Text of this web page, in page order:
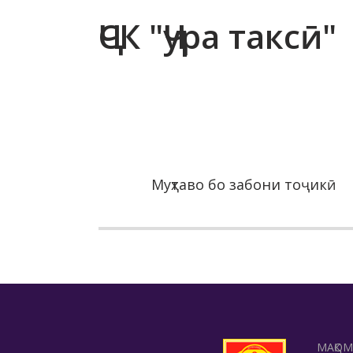
ҶСК "Ҷура таксӣ"
Муҳтаво бо забони тоҷикӣ